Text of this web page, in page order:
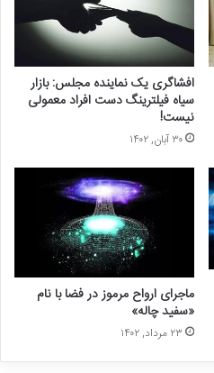
می‌کند که با وجود مذاکرات متعدد
اجاره، نتیجه‌ای از این مذاکرات
هم‌آوا به‌عنوان مستاجر و طرف
یا عدم تمدید قرارداد را حق
است.
افشاگری یک نماینده مجلس: بازار
سیاه فیلترینگ دست افراد معمولی
نیست!
۳۰ آبان, ۱۴۰۲
ماجرای ارواح مرموز در فضا با نام
«سفید چاله»
۲۳ مرداد, ۱۴۰۲